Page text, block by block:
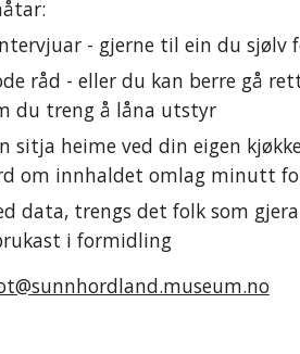
- gjerne til ein du sjølv
råd - eller du kan berre gå
du treng å låna utstyr
sitja heime ved din eigen
om innhaldet omlag minutt
data, trengs det folk som
i formidling